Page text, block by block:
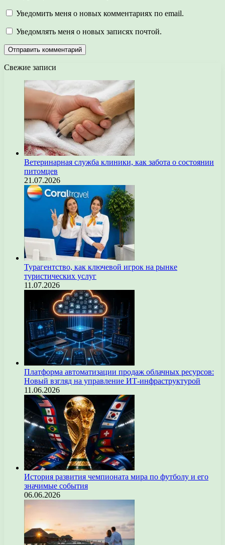
Уведомить меня о новых комментариях по email.
Уведомлять меня о новых записях почтой.
Свежие записи
Ветеринарная служба клиники, как забота о состоянии
питомцев
21.07.2026
Турагентство, как ключевой игрок на рынке
туристических услуг
11.07.2026
Платформа автоматизации продаж облачных ресурсов:
Новый взгляд на управление ИТ-инфраструктурой
11.06.2026
История развития чемпионата мира по футболу и его
значимые события
06.06.2026